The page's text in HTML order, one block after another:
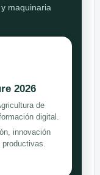
maquinaria
2026
de
digital.
innovación